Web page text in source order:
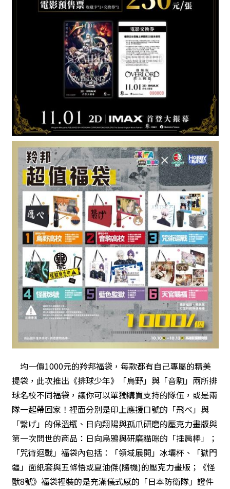
均一價1000元的羚邦福袋，每款都有自己專屬的精美
提袋，此次推出《排球少年》「烏野」與「音駒」兩所排
球名校不同福袋，讓你可以單獨購買支持的隊伍，或是兩
隊一起帶回家！裡面分別是印上應援口號的「飛べ」與
「繋げ」的保溫瓶、日向翔陽與孤爪研磨的壓克力畫版與
第一次問世的商品：日向烏鴉與研磨貓咪的「捶肩棒」；
「咒術迴戰」福袋內包括：「領域展開」冰壩杯、「獄門
疆」面紙套與五條悟或夏油傑(隨機)的壓克力畫版；《怪
獸8號》福袋裡裝的是充滿儀式感的「日本防衛隊」證件